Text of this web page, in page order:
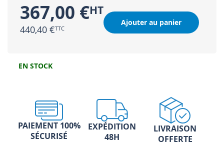
367,00 €
440,40 €
Ajouter au panier
EN STOCK
PAIEMENT 100%
SÉCURISÉ
EXPÉDITION
48H
LIVRAISON
OFFERTE